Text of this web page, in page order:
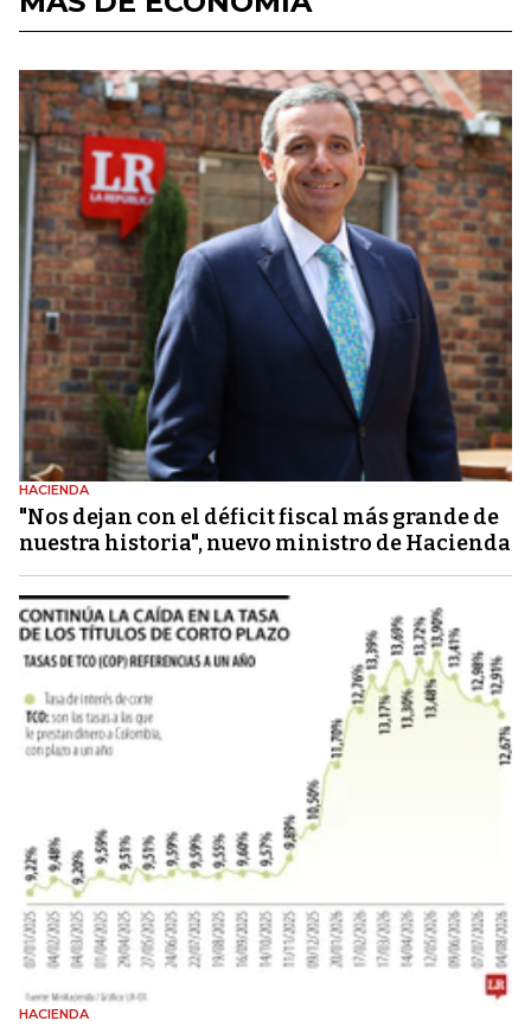
HACIENDA
"Nos dejan con el déficit fiscal más grande de
nuestra historia", nuevo ministro de Hacienda
HACIENDA